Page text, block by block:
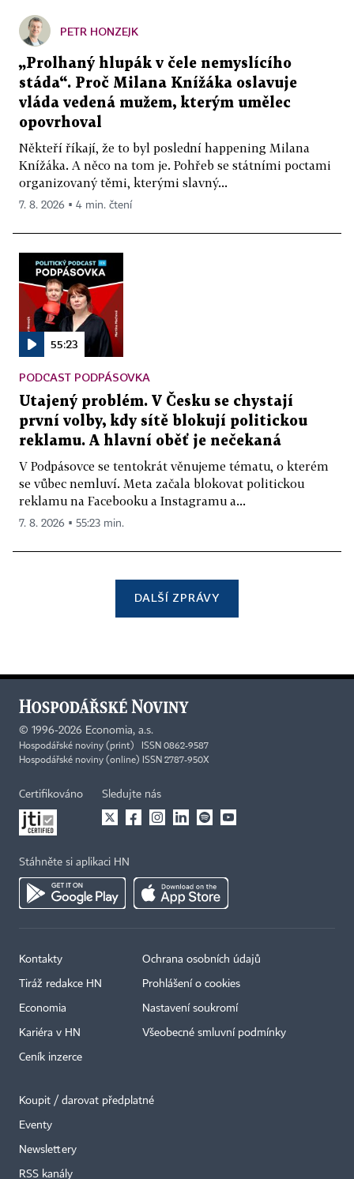
PETR HONZEJK
„Prolhaný hlupák v čele nemyslícího
stáda“. Proč Milana Knížáka oslavuje
vláda vedená mužem, kterým umělec
opovrhoval
Někteří říkají, že to byl poslední happening Milana
Knížáka. A něco na tom je. Pohřeb se státními poctami
organizovaný těmi, kterými slavný...
7. 8. 2026 ▪ 4 min. čtení
55:23
PODCAST PODPÁSOVKA
Utajený problém. V Česku se chystají
první volby, kdy sítě blokují politickou
reklamu. A hlavní oběť je nečekaná
V Podpásovce se tentokrát věnujeme tématu, o kterém
se vůbec nemluví. Meta začala blokovat politickou
reklamu na Facebooku a Instagramu a...
7. 8. 2026 ▪ 55:23 min.
DALŠÍ ZPRÁVY
© 1996-2026 Economia, a.s.
Hospodářské noviny (print) ISSN 0862-9587
Hospodářské noviny (online) ISSN 2787-950X
Certifikováno Sledujte nás
Stáhněte si aplikaci HN
Kontakty
Tiráž redakce HN
Economia
Kariéra v HN
Ceník inzerce
Ochrana osobních údajů
Prohlášení o cookies
Nastavení soukromí
Všeobecné smluvní podmínky
Koupit / darovat předplatné
Eventy
Newslettery
RSS kanály